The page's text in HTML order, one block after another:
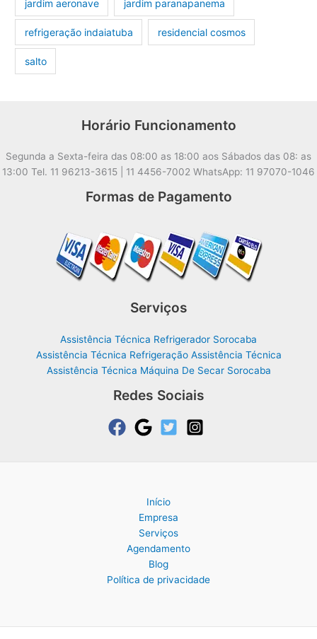
jardim aeronave jardim paranapanema
refrigeração indaiatuba residencial cosmos
salto
Horário Funcionamento
Segunda a Sexta-feira das 08:00 as 18:00 aos Sábados das 08: as
13:00 Tel. 11 96213-3615 | 11 4456-7002 WhatsApp: 11 97070-1046
Formas de Pagamento
Serviços
Assistência Técnica Refrigerador Sorocaba
Assistência Técnica Refrigeração Assistência Técnica
Assistência Técnica Máquina De Secar Sorocaba
Redes Sociais
Início
Empresa
Serviços
Agendamento
Blog
Política de privacidade